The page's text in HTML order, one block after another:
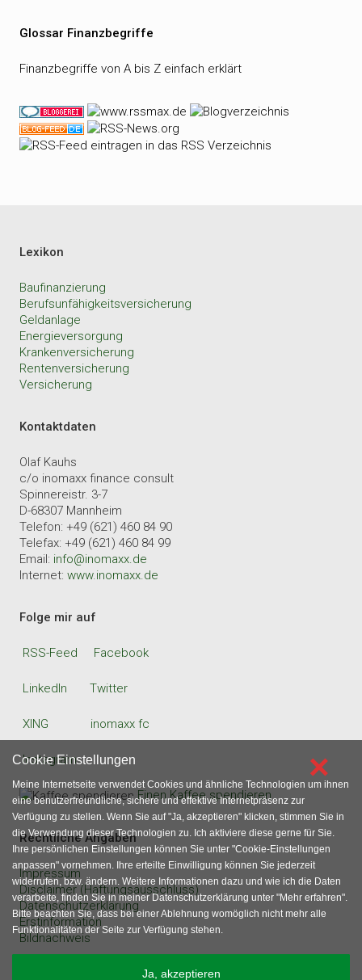
Glossar Finanzbegriffe
Finanzbegriffe von A bis Z einfach erklärt
Lexikon
Baufinanzierung
Berufsunfähigkeitsversicherung
Geldanlage
Energieversorgung
Krankenversicherung
Rentenversicherung
Versicherung
Kontaktdaten
Olaf Kauhs
c/o inomaxx finance consult
Spinnereistr. 3-7
D-68307 Mannheim
Telefon: +49 (621) 460 84 90
Telefax: +49 (621) 460 84 99
Email: info@inomaxx.de
Internet: www.inomaxx.de
Folge mir auf
RSS-Feed Facebook
LinkedIn Twitter
XING inomaxx fc
Instagram
Einen Kaffee spendieren
Rechtliche Angaben
Impressum
Disclaimer (Haftungsausschluss)
Datenschutzerklärung
Erstinformation
Bildnachweis
×
Cookie Einstellungen
Meine Internetseite verwendet Cookies und ähnliche Technologien um ihnen
eine benutzerfreundliche, sichere und effektive Internetpräsenz zur
Verfügung zu stellen. Wenn Sie auf "Ja, akzeptieren" klicken, stimmen Sie in
die Verwendung dieser Technologien zu. Ich aktiviere diese gerne für Sie.
Ihre persönlichen Einstellungen können Sie unter "Cookie-Einstellungen
anpassen" vornehmen. Ihre erteilte Einwilligung können Sie jederzeit
widerrufen, bzw. ändern. Weitere Informationen dazu und wie ich die Daten
verarbeite, finden Sie in meiner Datenschutzerklärung unter "Mehr erfahren".
Bitte beachten Sie, dass bei einer Ablehnung womöglich nicht mehr alle
Funktionalitäten der Seite zur Verfügung stehen.
Ja, akzeptieren